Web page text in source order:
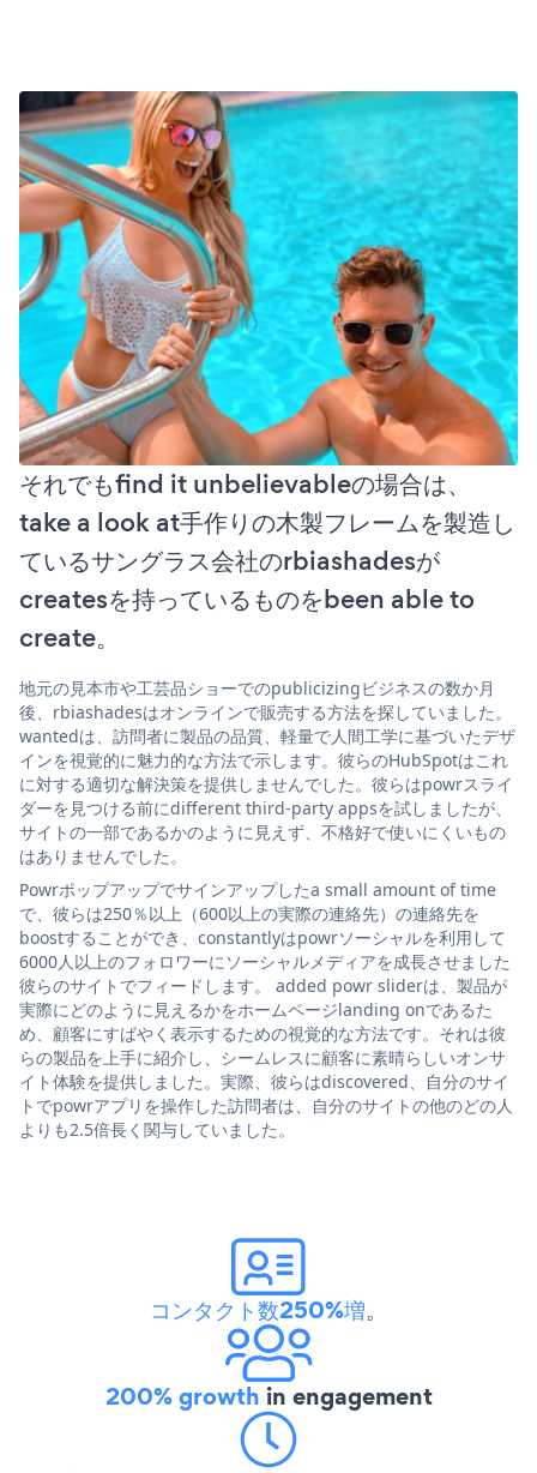
それでもfind it unbelievableの場合は、
take a look at手作りの木製フレームを製造し
ているサングラス会社のrbiashadesが
createsを持っているものをbeen able to
create。
地元の見本市や工芸品ショーでのpublicizingビジネスの数か月
後、rbiashadesはオンラインで販売する方法を探していました。
wantedは、訪問者に製品の品質、軽量で人間工学に基づいたデザ
インを視覚的に魅力的な方法で示します。彼らのHubSpotはこれ
に対する適切な解決策を提供しませんでした。彼らはpowrスライ
ダーを見つける前にdifferent third-party appsを試しましたが、
サイトの一部であるかのように見えず、不格好で使いにくいもの
はありませんでした。
Powrポップアップでサインアップしたa small amount of time
で、彼らは250％以上（600以上の実際の連絡先）の連絡先を
boostすることができ、constantlyはpowrソーシャルを利用して
6000人以上のフォロワーにソーシャルメディアを成長させました
彼らのサイトでフィードします。 added powr sliderは、製品が
実際にどのように見えるかをホームページlanding onであるた
め、顧客にすばやく表示するための視覚的な方法です。それは彼
らの製品を上手に紹介し、シームレスに顧客に素晴らしいオンサ
イト体験を提供しました。実際、彼らはdiscovered、自分のサイ
トでpowrアプリを操作した訪問者は、自分のサイトの他のどの人
よりも2.5倍長く関与していました。
コンタクト数250%増。
200% growth in engagement